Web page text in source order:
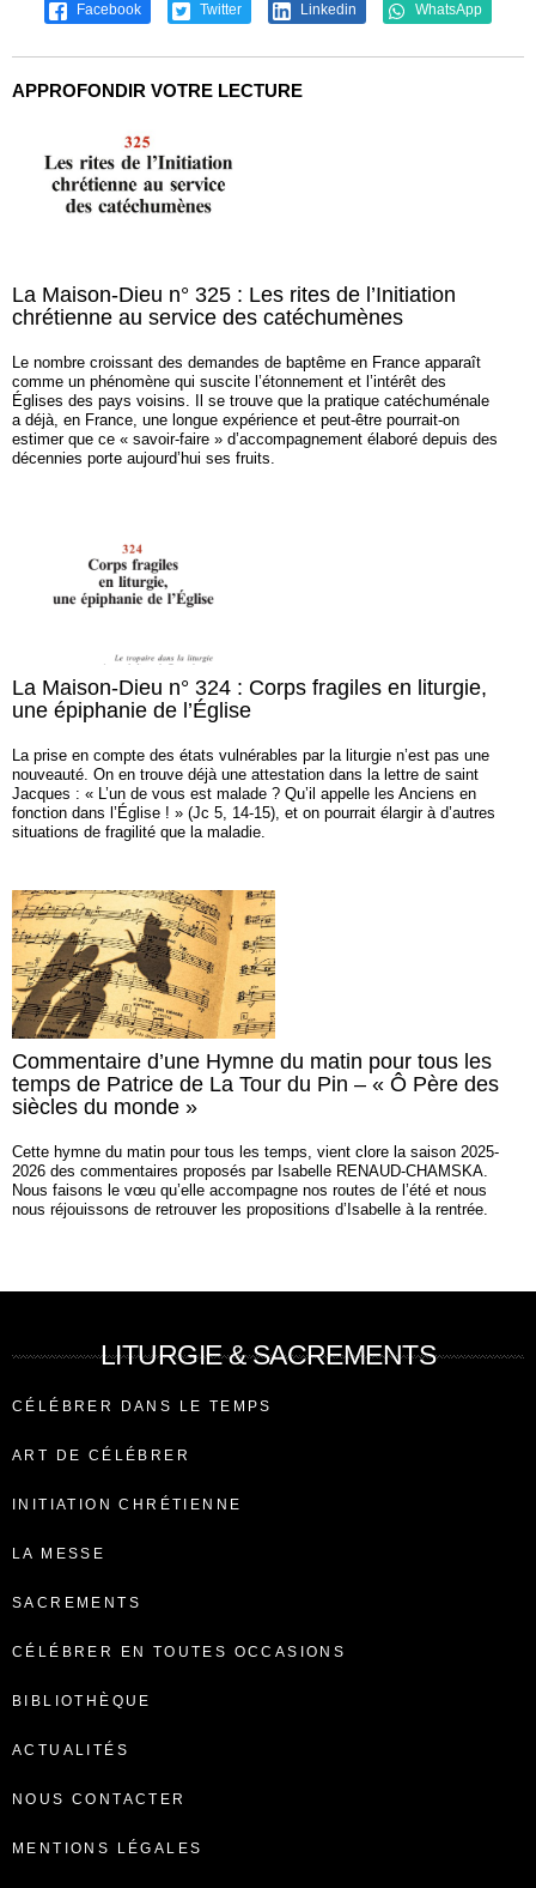
Facebook Twitter Linkedin WhatsApp
APPROFONDIR VOTRE LECTURE
La Maison-Dieu n° 325 : Les rites de l’Initiation
chrétienne au service des catéchumènes
Le nombre croissant des demandes de baptême en France apparaît
comme un phénomène qui suscite l’étonnement et l’intérêt des
Églises des pays voisins. Il se trouve que la pratique catéchuménale
a déjà, en France, une longue expérience et peut-être pourrait-on
estimer que ce « savoir-faire » d’accompagnement élaboré depuis des
décennies porte aujourd’hui ses fruits.
La Maison-Dieu n° 324 : Corps fragiles en liturgie,
une épiphanie de l’Église
La prise en compte des états vulnérables par la liturgie n’est pas une
nouveauté. On en trouve déjà une attestation dans la lettre de saint
Jacques : « L’un de vous est malade ? Qu’il appelle les Anciens en
fonction dans l’Église ! » (Jc 5, 14-15), et on pourrait élargir à d’autres
situations de fragilité que la maladie.
Commentaire d’une Hymne du matin pour tous les
temps de Patrice de La Tour du Pin – « Ô Père des
siècles du monde »
Cette hymne du matin pour tous les temps, vient clore la saison 2025-
2026 des commentaires proposés par Isabelle RENAUD-CHAMSKA.
Nous faisons le vœu qu’elle accompagne nos routes de l’été et nous
nous réjouissons de retrouver les propositions d’Isabelle à la rentrée.
LITURGIE & SACREMENTS
CÉLÉBRER DANS LE TEMPS
ART DE CÉLÉBRER
INITIATION CHRÉTIENNE
LA MESSE
SACREMENTS
CÉLÉBRER EN TOUTES OCCASIONS
BIBLIOTHÈQUE
ACTUALITÉS
NOUS CONTACTER
MENTIONS LÉGALES